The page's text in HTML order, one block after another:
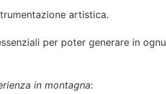
artistica.
per poter generare in
in montagna: